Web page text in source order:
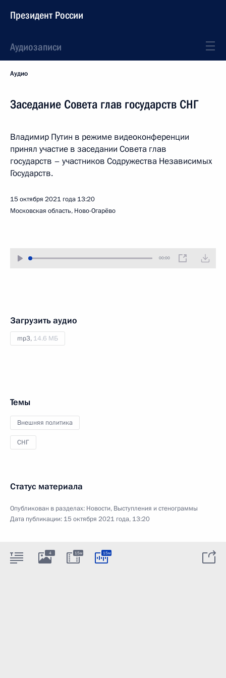
Президент России
Аудиозаписи
Аудио
Заседание Совета глав государств СНГ
Владимир Путин в режиме видеоконференции
принял участие в заседании Совета глав
государств – участников Содружества Независимых
Государств.
15 октября 2021 года 13:20
Московская область, Ново-Огарёво
00:00
Загрузить аудио
mp3, 14.6 МБ
Темы
Внешняя политика
СНГ
Статус материала
Опубликован в разделах: Новости, Выступления и стенограммы
Дата публикации: 15 октября 2021 года, 13:20
4 15м 15м